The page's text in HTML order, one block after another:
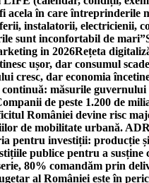
acela în care
instalatorii, electricienii,
sunt inconfortabil de mari”
in 2026Rețeta
ușor, dar consumul scade
cresc, dar economia
măsurile
de peste 1.200 de
României devine risc
de mobilitate urbană.
pentru investiții: producție
publice pentru a susține
80% comandăm prin
al României este în